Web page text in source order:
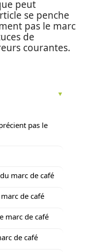
peut
se penche
pas le marc
de
courantes.
pas le
marc de café
de café
marc de café
de café